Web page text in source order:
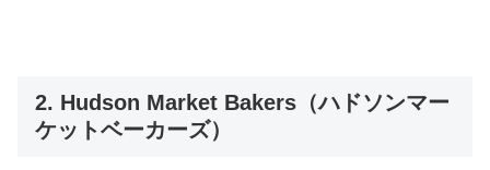
2. Hudson Market Bakers（ハドソンマー
ケットベーカーズ）